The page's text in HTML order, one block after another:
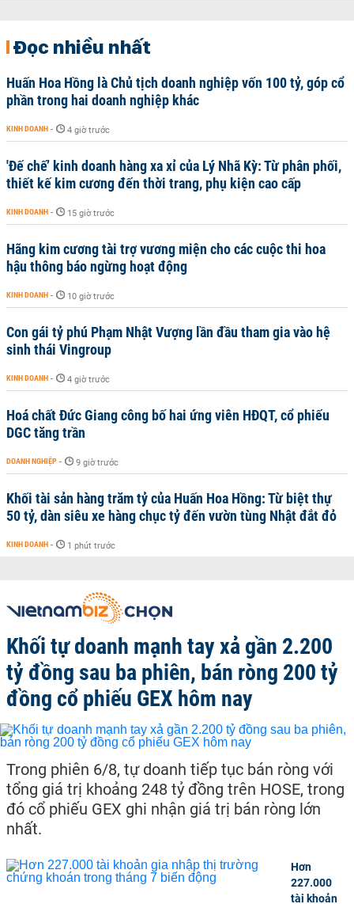
Đọc nhiều nhất
Huấn Hoa Hồng là Chủ tịch doanh nghiệp vốn 100 tỷ, góp cổ
phần trong hai doanh nghiệp khác
KINH DOANH - 4 giờ trước
'Đế chế’ kinh doanh hàng xa xỉ của Lý Nhã Kỳ: Từ phân phối,
thiết kế kim cương đến thời trang, phụ kiện cao cấp
KINH DOANH - 15 giờ trước
Hãng kim cương tài trợ vương miện cho các cuộc thi hoa
hậu thông báo ngừng hoạt động
KINH DOANH - 10 giờ trước
Con gái tỷ phú Phạm Nhật Vượng lần đầu tham gia vào hệ
sinh thái Vingroup
KINH DOANH - 4 giờ trước
Hoá chất Đức Giang công bố hai ứng viên HĐQT, cổ phiếu
DGC tăng trần
DOANH NGHIỆP - 9 giờ trước
Khối tài sản hàng trăm tỷ của Huấn Hoa Hồng: Từ biệt thự
50 tỷ, dàn siêu xe hàng chục tỷ đến vườn tùng Nhật đắt đỏ
KINH DOANH - 1 phút trước
Khối tự doanh mạnh tay xả gần 2.200
tỷ đồng sau ba phiên, bán ròng 200 tỷ
đồng cổ phiếu GEX hôm nay
Trong phiên 6/8, tự doanh tiếp tục bán ròng với
tổng giá trị khoảng 248 tỷ đồng trên HOSE, trong
đó cổ phiếu GEX ghi nhận giá trị bán ròng lớn
nhất.
Hơn
227.000
tài khoản